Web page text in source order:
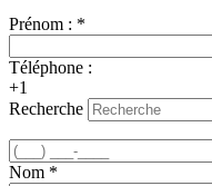
Prénom : *
Téléphone :
+1
Recherche
Nom *